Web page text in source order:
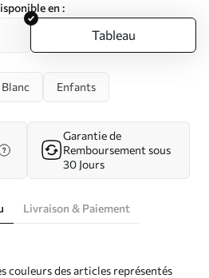
en :
Tableau
Blanc Enfants
Garantie de
Remboursement sous
30 Jours
Livraison & Paiement
couleurs des articles représentés